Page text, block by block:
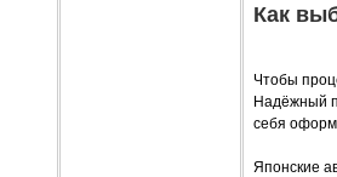
Как
Чтобы
Надёжный
себя
Японские